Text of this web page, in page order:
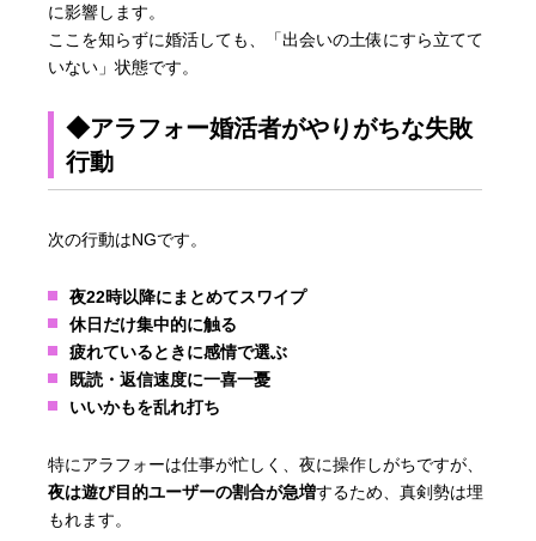
に影響します。
ここを知らずに婚活しても、「出会いの土俵にすら立てて
いない」状態です。
◆アラフォー婚活者がやりがちな失敗
行動
次の行動はNGです。
夜22時以降にまとめてスワイプ
休日だけ集中的に触る
疲れているときに感情で選ぶ
既読・返信速度に一喜一憂
いいかもを乱れ打ち
特にアラフォーは仕事が忙しく、夜に操作しがちですが、
夜は遊び目的ユーザーの割合が急増するため、真剣勢は埋
もれます。